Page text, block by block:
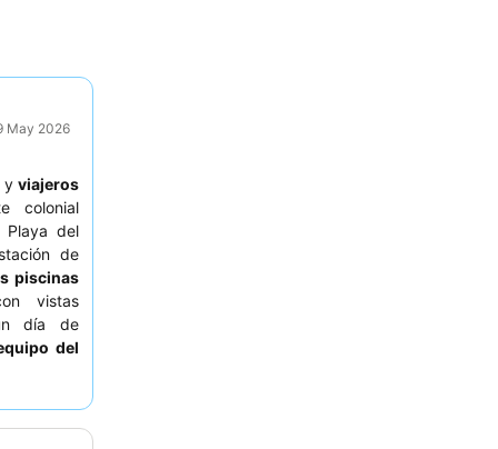
May 2026
yviajeros
colonial
del
de
piscinas
vistas
día de
del